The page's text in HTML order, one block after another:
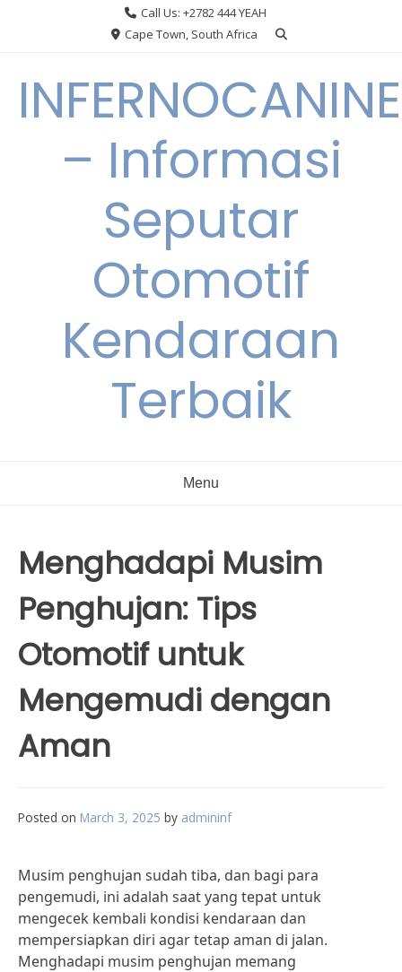
Call Us: +2782 444 YEAH
Cape Town, South Africa
INFERNOCANINE
– Informasi
Seputar
Otomotif
Kendaraan
Terbaik
Menu
Menghadapi Musim
Penghujan: Tips
Otomotif untuk
Mengemudi dengan
Aman
Posted on March 3, 2025 by admininf
Musim penghujan sudah tiba, dan bagi para
pengemudi, ini adalah saat yang tepat untuk
mengecek kembali kondisi kendaraan dan
mempersiapkan diri agar tetap aman di jalan.
Menghadapi musim penghujan memang